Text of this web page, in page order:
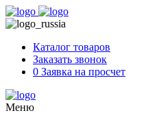
Skip
to
Каталог товаров
Заказать звонок
0 Заявка на просчет
Меню